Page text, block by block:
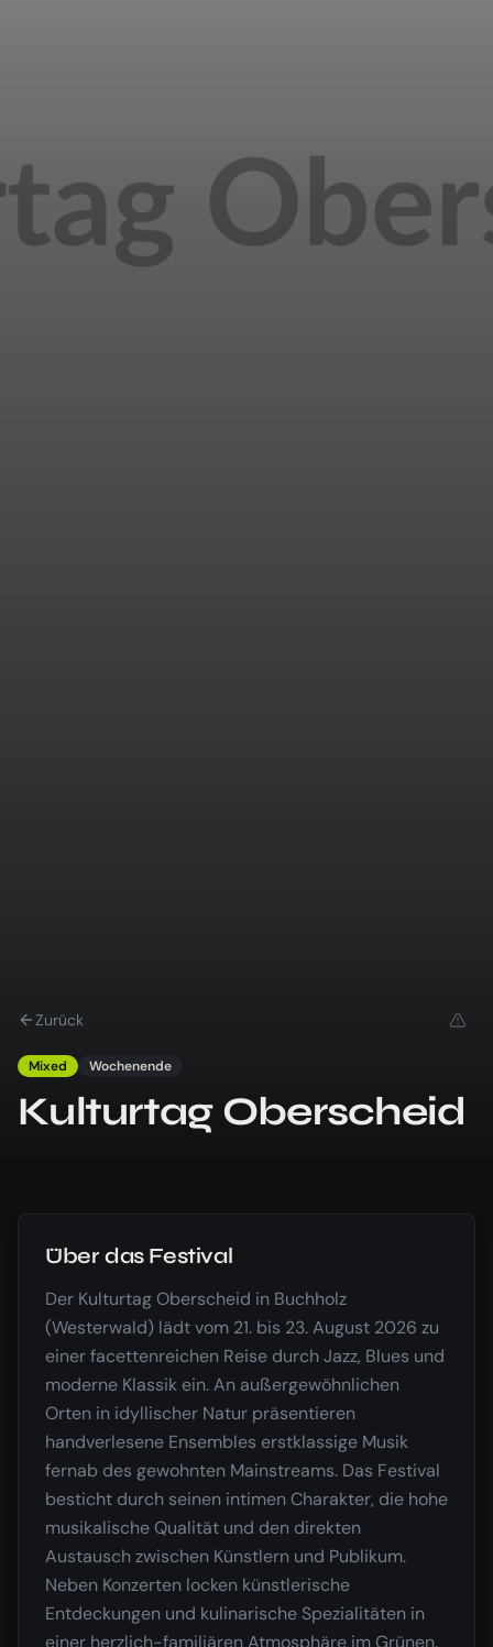
Zurück
Mixed Wochenende
Kulturtag Oberscheid
Über das Festival
Der Kulturtag Oberscheid in Buchholz
(Westerwald) lädt vom 21. bis 23. August 2026 zu
einer facettenreichen Reise durch Jazz, Blues und
moderne Klassik ein. An außergewöhnlichen
Orten in idyllischer Natur präsentieren
handverlesene Ensembles erstklassige Musik
fernab des gewohnten Mainstreams. Das Festival
besticht durch seinen intimen Charakter, die hohe
musikalische Qualität und den direkten
Austausch zwischen Künstlern und Publikum.
Neben Konzerten locken künstlerische
Entdeckungen und kulinarische Spezialitäten in
einer herzlich-familiären Atmosphäre im Grünen.